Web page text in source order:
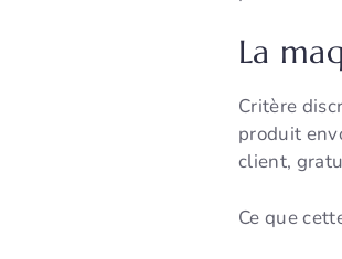
La
Critère
produit
client,
Ce que